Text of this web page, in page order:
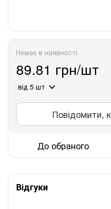
Немає в наявності
89.81 грн/шт
від 5 шт
Повідомити,
До обраного
Відгуки